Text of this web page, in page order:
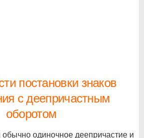
постановки знаков
с деепричастным
оборотом
одиночное деепричастие и